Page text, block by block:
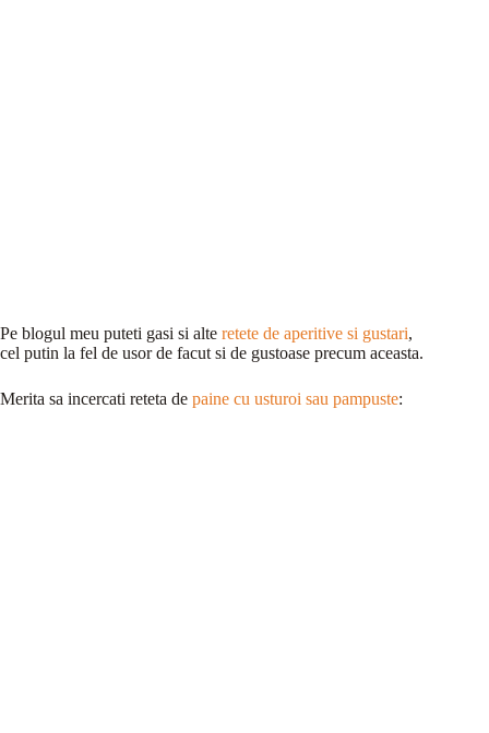
Pe blogul meu puteti gasi si alte retete de aperitive si gustari,
cel putin la fel de usor de facut si de gustoase precum aceasta.
Merita sa incercati reteta de paine cu usturoi sau pampuste: